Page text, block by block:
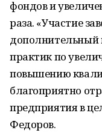
фондов и
раза. «Участие
практик по
повышению
благоприятно
предприятия в
Федоров.